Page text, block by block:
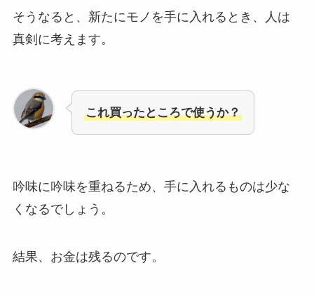
そうなると、新たにモノを手に入れるとき、人は
真剣に考えます。
これ買ったところで使うか？
吟味に吟味を重ねるため、手に入れるものは少な
くなるでしょう。
結果、お金は残るのです。